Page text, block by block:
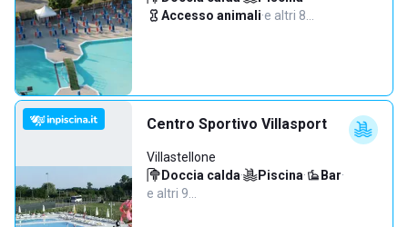
Accesso animali·e altri 8…
Centro Sportivo Villasport
Villastellone
Doccia calda· Piscina· Bar·
e altri 9…